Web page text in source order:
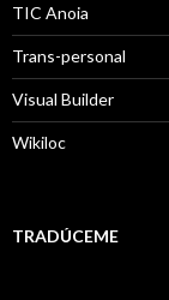
TIC Anoia
Trans-personal
Visual Builder
Wikiloc
TRADÚCEME